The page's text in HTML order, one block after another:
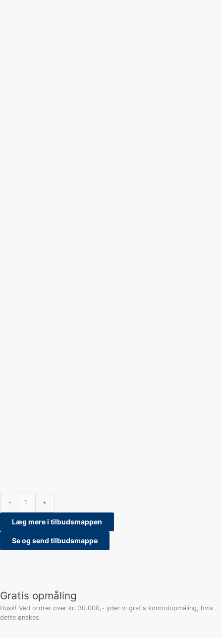
- +
Læg mere i tilbudsmappen
Se og send tilbudsmappe
Gratis opmåling
Husk! Ved ordrer over kr. 30.000,- yder vi gratis kontrolopmåling, hvis
dette ønskes.